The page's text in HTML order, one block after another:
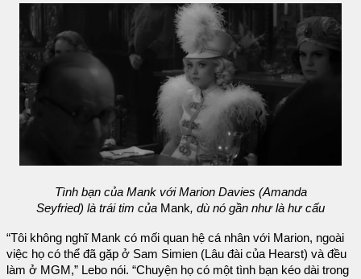
Tình bạn của Mank với Marion Davies (Amanda
Seyfried) là trái tim của Mank, dù nó gần như là hư cấu
“Tôi không nghĩ Mank có mối quan hệ cá nhân với Marion, ngoài
việc họ có thể đã gặp ở Sam Simien (Lâu đài của Hearst) và đều
làm ở MGM,” Lebo nói. “Chuyện họ có một tình bạn kéo dài trong